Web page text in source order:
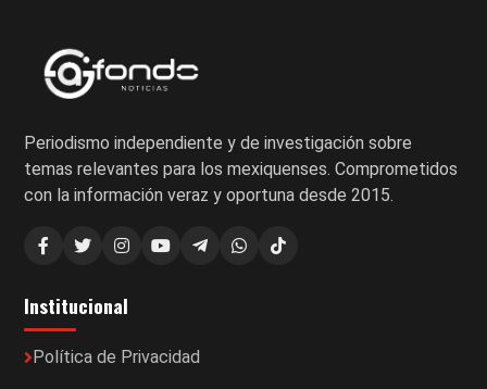
Periodismo independiente y de investigación sobre
temas relevantes para los mexiquenses. Comprometidos
con la información veraz y oportuna desde 2015.
Institucional
Política de Privacidad